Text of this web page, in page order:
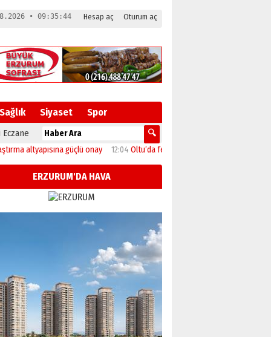
Hesap aç Oturum aç
• 09:35:45
Sağlık Siyaset Spor
güçlü onay 12:04Oltu’da festival coşkusu konserle zirveye ulaştı
ERZURUM'DA HAVA
Esat BİNDESEN
Başkan Sekmen’den Erzurum’a
bir vizyon proje daha!